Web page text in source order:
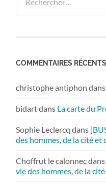
COMMENTAIRES RÉCENTS
christophe antiphon dans
bidartdans La carte du
Sophie Leclercq dans
des hommes, de la cité et
Choffrut le calonnecdans
vie des hommes, de la